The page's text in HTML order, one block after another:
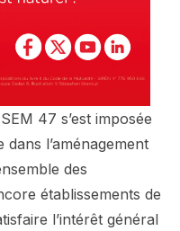
47 s’est imposée
l’aménagement
des
établissements de
l’intérêt général